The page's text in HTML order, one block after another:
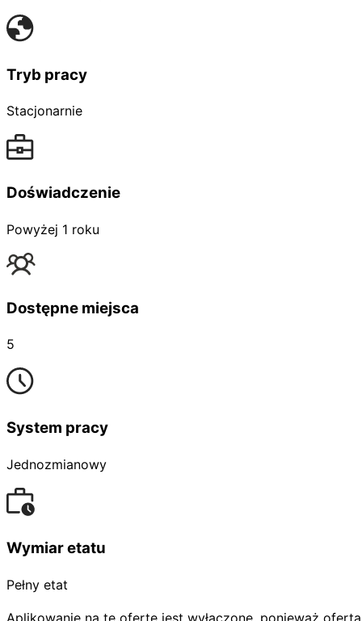
Tryb pracy
Stacjonarnie
Doświadczenie
Powyżej 1 roku
Dostępne miejsca
5
System pracy
Jednozmianowy
Wymiar etatu
Pełny etat